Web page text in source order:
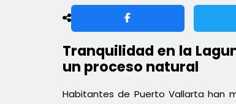
Tranquilidad en la
un proceso natural
Habitantes de Puerto Vallarta han